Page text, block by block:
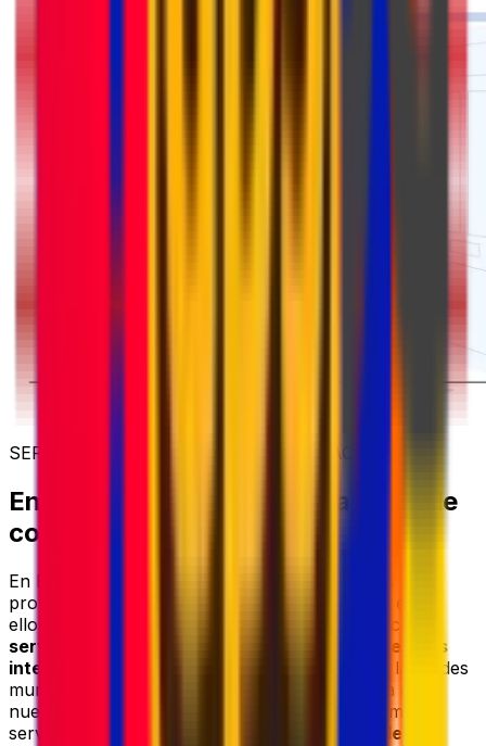
SERVICIOS DE MENSAJERÍA INTERNACIONAL
Envíos globales con mensajerías de
confianza
En Eurosender, trabajamos con algunos de los
proveedores de mensajería líderes del mundo, entre
ellos
, para ofrecer
servicios fiables de recogida de paquetes y envíos
internacionales
. Al combinar la experiencia y las redes
mundiales de estos transportistas de confianza con
nuestra avanzada plataforma logística, ofrecemos
servicios de envío
rentables